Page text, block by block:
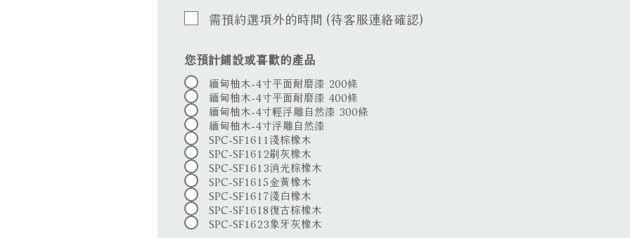
需預約選項外的時間 (待客服連絡確認)
您預計鋪設或喜歡的產品
緬甸柚木-4寸平面耐磨漆 200條
緬甸柚木-4寸平面耐磨漆 400條
緬甸柚木-4寸輕浮雕自然漆 300條
緬甸柚木-4寸浮雕自然漆
SPC-SF1611淺棕橡木
SPC-SF1612刷灰橡木
SPC-SF1613消光棕橡木
SPC-SF1615金黃橡木
SPC-SF1617淺白橡木
SPC-SF1618復古棕橡木
SPC-SF1623象牙灰橡木